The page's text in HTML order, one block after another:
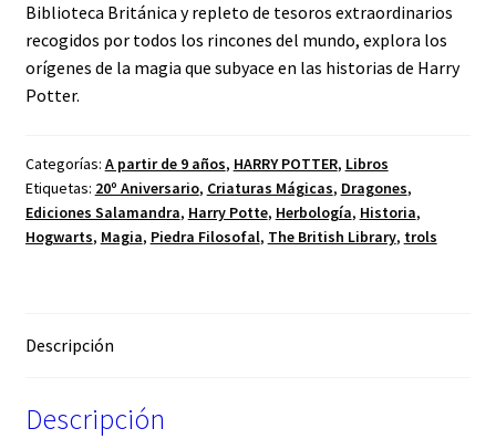
Biblioteca Británica y repleto de tesoros extraordinarios
recogidos por todos los rincones del mundo, explora los
orígenes de la magia que subyace en las historias de Harry
Potter.
Categorías: A partir de 9 años, HARRY POTTER, Libros
Etiquetas: 20º Aniversario, Criaturas Mágicas, Dragones,
Ediciones Salamandra, Harry Potte, Herbología, Historia,
Hogwarts, Magia, Piedra Filosofal, The British Library, trols
Descripción
Descripción